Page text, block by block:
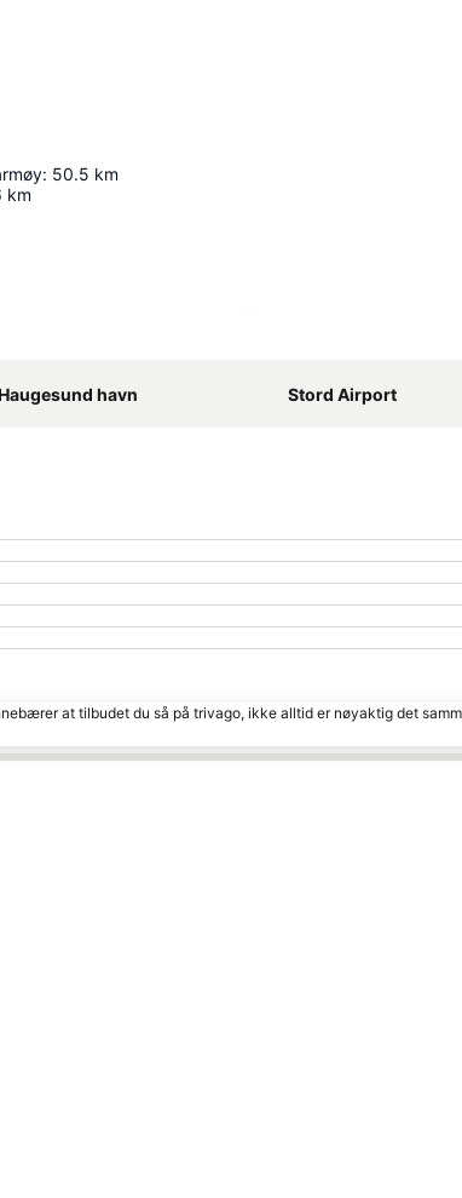
: 50.5 km
km
havn Stord Airport
at tilbudet du så på trivago, ikke alltid er nøyaktig det